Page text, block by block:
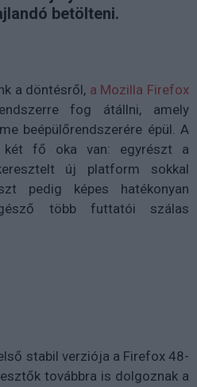
betölteni.
a döntésről, a Mozilla Firefox
fog átállni, amely
beépülőrendszerére épül. A
két fő oka van: egyrészt a
új platform sokkal
pedig képes hatékonyan
több futtatói szálas
stabil verziója a Firefox 48-
továbbra is dolgoznak a